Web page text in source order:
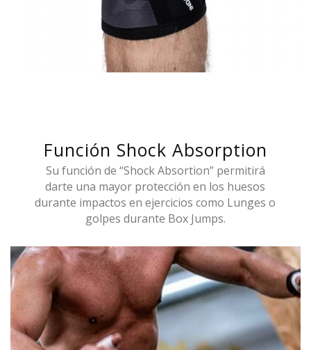
Función Shock Absorption
Su función de “Shock Absortion” permitirá
darte una mayor protección en los huesos
durante impactos en ejercicios como Lunges o
golpes durante Box Jumps.